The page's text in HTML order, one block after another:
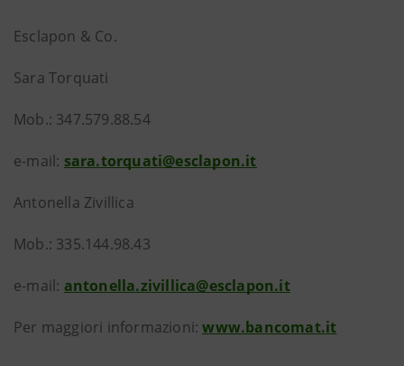
Esclapon & Co.
Sara Torquati
Mob.: 347.579.88.54
e-mail: sara.torquati@esclapon.it
Antonella Zivillica
Mob.: 335.144.98.43
e-mail: antonella.zivillica@esclapon.it
Per maggiori informazioni:www.bancomat.it